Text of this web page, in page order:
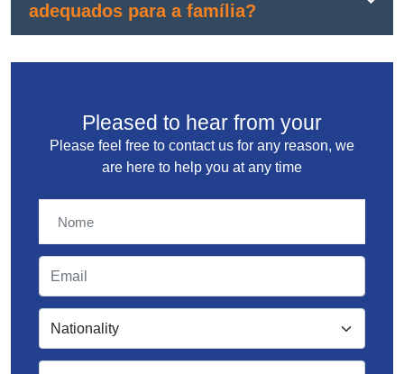
adequados para a família?
Pleased to hear from your
Please feel free to contact us for any reason, we
are here to help you at any time